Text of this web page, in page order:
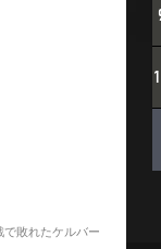
で敗れたケルバー